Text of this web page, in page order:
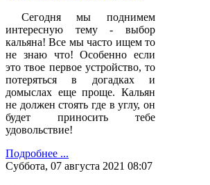
Сегодня мы поднимем
интересную тему - выбор
кальяна! Все мы часто ищем то
не знаю что! Особенно если
это твое первое устройство, то
потеряться в догадках и
домыслах еще проще. Кальян
не должен стоять где в углу, он
будет приносить тебе
удовольствие!
Подробнее ...
Суббота, 07 августа 2021 08:07